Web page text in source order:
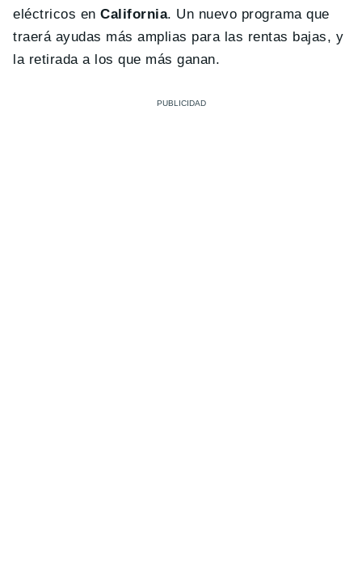
eléctricos en California. Un nuevo programa que
traerá ayudas más amplias para las rentas bajas, y
la retirada a los que más ganan.